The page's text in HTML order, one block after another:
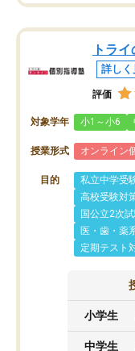
トラ
詳しく
評価
対象学年 小1～小6
授業形式 オンライン
目的 私立中学受
高校受験対
国公立2次
医・歯・薬
定期テスト
小学生
中学生